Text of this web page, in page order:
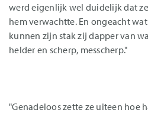
werd eigenlijk wel duidelijk dat
hem verwachtte. En ongeacht
kunnen zijn stak zij dapper van
helder en scherp, messcherp."
"Genadeloos zette ze uiteen hoe